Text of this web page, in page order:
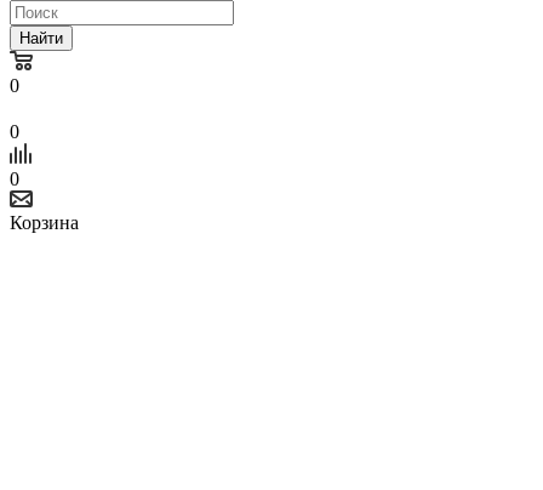
Найти
0
0
0
Корзина